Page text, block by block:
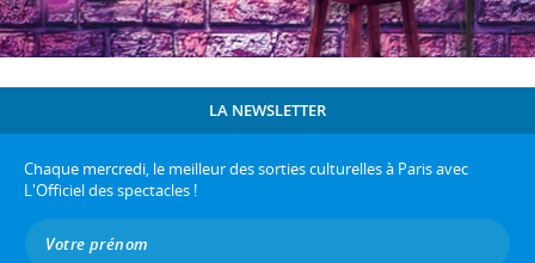
LA NEWSLETTER
Chaque mercredi, le meilleur des sorties culturelles à Paris avec
L'Officiel des spectacles !